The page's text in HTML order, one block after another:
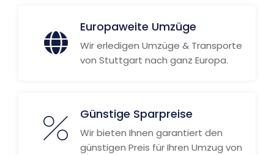
Europaweite Umzüge
Wir erledigen Umzüge & Transporte
von Stuttgart nach ganz Europa.
Günstige Sparpreise
Wir bieten Ihnen garantiert den
günstigen Preis für Ihren Umzug von